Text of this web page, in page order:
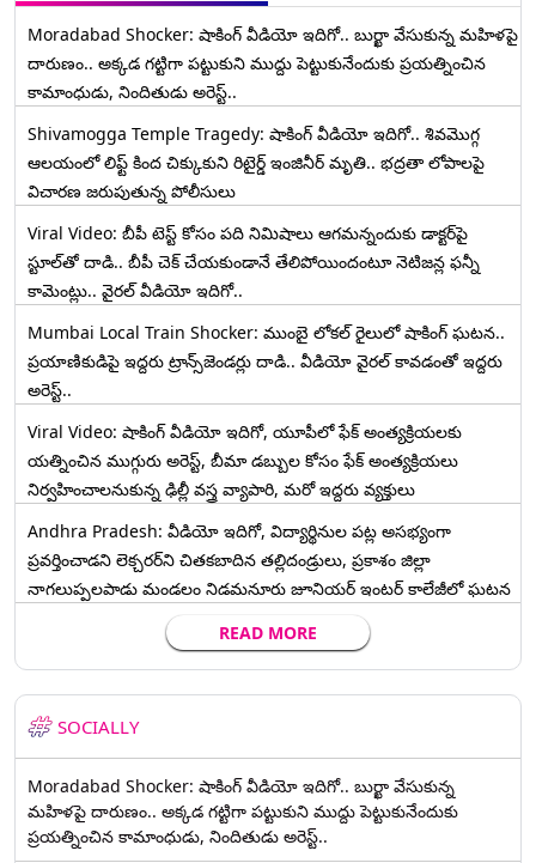
Moradabad Shocker: షాకింగ్ వీడియో ఇదిగో.. బుర్ఖా వేసుకున్న మహిళపై
దారుణం.. అక్కడ గట్టిగా పట్టుకుని ముద్దు పెట్టుకునేందుకు ప్రయత్నించిన
కామాంధుడు, నిందితుడు అరెస్ట్..
Shivamogga Temple Tragedy: షాకింగ్ వీడియో ఇదిగో.. శివమొగ్గ
ఆలయంలో లిఫ్ట్ కింద చిక్కుకుని రిటైర్డ్ ఇంజినీర్ మృతి.. భద్రతా లోపాలపై
విచారణ జరుపుతున్న పోలీసులు
Viral Video: బీపీ టెస్ట్‌ కోసం పది నిమిషాలు ఆగమన్నందుకు డాక్టర్‌పై
స్టూల్‌తో దాడి.. బీపీ చెక్ చేయకుండానే తేలిపోయిందంటూ నెటిజన్ల ఫన్నీ
కామెంట్లు.. వైరల్ వీడియో ఇదిగో..
Mumbai Local Train Shocker: ముంబై లోకల్ రైలులో షాకింగ్ ఘటన..
ప్రయాణికుడిపై ఇద్దరు ట్రాన్స్‌జెండర్లు దాడి.. వీడియో వైరల్ కావడంతో ఇద్దరు
అరెస్ట్..
Viral Video: షాకింగ్ వీడియో ఇదిగో, యూపీలో ఫేక్ అంత్యక్రియలకు
యత్నించిన ముగ్గురు అరెస్ట్, బీమా డబ్బుల కోసం ఫేక్ అంత్యక్రియలు
నిర్వహించాలనుకున్న ఢిల్లీ వస్త్ర వ్యాపారి, మరో ఇద్దరు వ్యక్తులు
Andhra Pradesh: వీడియో ఇదిగో, విద్యార్థినుల పట్ల అసభ్యంగా
ప్రవర్తించాడని లెక్చ‌ర‌ర్‌ని చిత‌క‌బాదిన త‌ల్లిదండ్రులు, ప్రకాశం జిల్లా
నాగలుప్పలపాడు మండలం నిడమనూరు జూనియర్ ఇంటర్ కాలేజీలో ఘటన
READ MORE
SOCIALLY
Moradabad Shocker: షాకింగ్ వీడియో ఇదిగో.. బుర్ఖా వేసుకున్న
మహిళపై దారుణం.. అక్కడ గట్టిగా పట్టుకుని ముద్దు పెట్టుకునేందుకు
ప్రయత్నించిన కామాంధుడు, నిందితుడు అరెస్ట్..